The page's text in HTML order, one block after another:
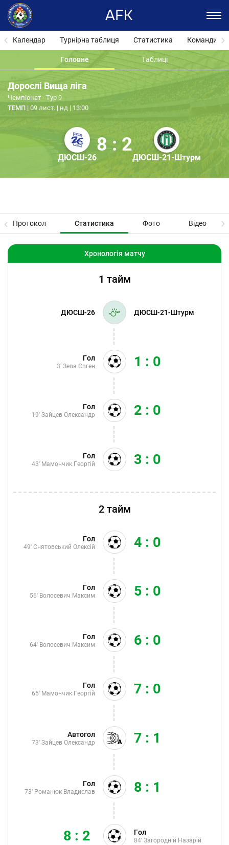
AFK
Календар Турнірна таблиця Статистика Команди
Головне Таблиці
Дорослі Вища ліга
Чемпіонат - Тур 9
ДЮСШ-26
8 : 2
ДЮСШ-21-Штурм
ТЕМП 09 лист. | нд | 13:00
Протокол Статистика Фото Відео
Хронологія матчу
1 тайм
ДЮСШ-26 ДЮСШ-21-Штурм
Гол
3'Зева Євген 1 : 0
Гол
19'Зайцев Олександр 2 : 0
Гол
43' Мамончик Георгій 3 : 0
2 тайм
Гол
49'Снятовський Олексій 4 : 0
Гол
56' Волосевич Максим 5 : 0
Гол
64' Волосевич Максим 6 : 0
Гол
65' Мамончик Георгій 7 : 0
Автогол
73'Зайцев Олександр 7 : 1
Гол
73' Романюк Владислав 8 : 1
Гол
84'Загородній Назарій
8 : 2